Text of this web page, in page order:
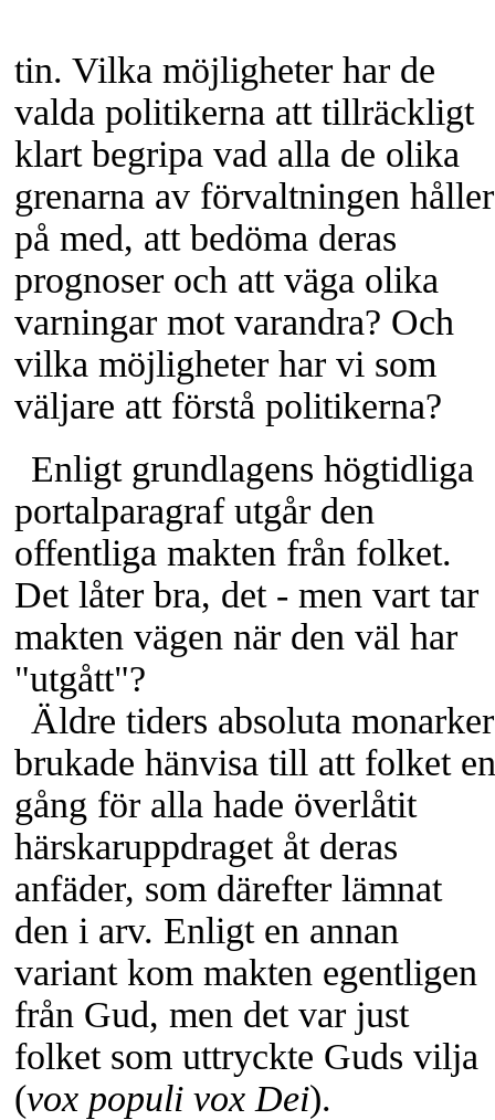
tin. Vilka möjligheter har de
valda politikerna att tillräckligt
klart begripa vad alla de olika
grenarna av förvaltningen håller
på med, att bedöma deras
prognoser och att väga olika
varningar mot varandra? Och
vilka möjligheter har vi som
väljare att förstå politikerna?
Enligt grundlagens högtidliga
portalparagraf utgår den
offentliga makten från folket.
Det låter bra, det - men vart tar
makten vägen när den väl har
"utgått"?
Äldre tiders absoluta monarker
brukade hänvisa till att folket en
gång för alla hade överlåtit
härskaruppdraget åt deras
anfäder, som därefter lämnat
den i arv. Enligt en annan
variant kom makten egentligen
från Gud, men det var just
folket som uttryckte Guds vilja
(vox populi vox Dei).